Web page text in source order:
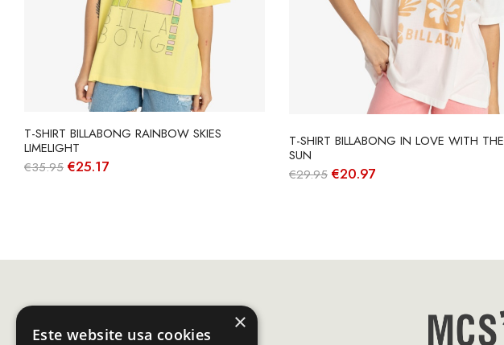
T-SHIRT BILLABONG RAINBOW SKIES
LIMELIGHT
€35.95 O
€25.17O
T-SHIRT BILLABONG IN LOVE WITH THE
SUN
€29.95 O
€20.97O
×
Este website usa cookies